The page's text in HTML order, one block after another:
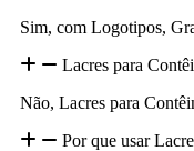
Sim, com Logotipos,
Lacres para
Não, Lacres para
Por que usar